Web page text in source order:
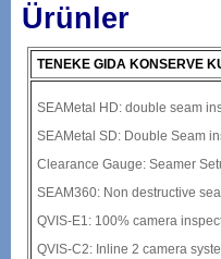
Ürünler
TENEKE GIDA KONSERVE
SEAMetal HD: double seam
SEAMetal SD: Double Seam
Clearance Gauge: Seamer
SEAM360: Non destructive
QVIS-E1: 100% camera
QVIS-C2: Inline 2 camera